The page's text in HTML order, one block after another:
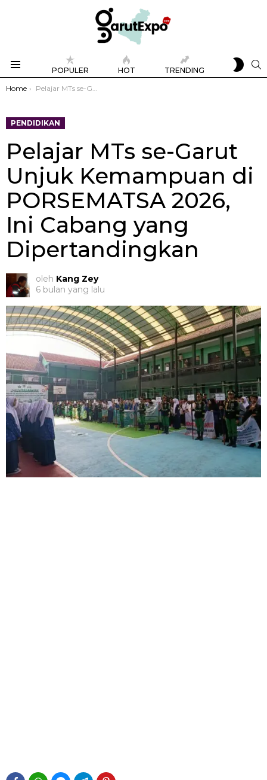
POPULER HOT TRENDING
SKIN
You are here:
Home Pelajar MTs se-Garut Unjuk Kemampuan di PORSEMATSA 2026, Ini Cabang yang Dipertandingkan
PENDIDIKAN
Pelajar MTs se-Garut
Unjuk Kemampuan di
PORSEMATSA 2026,
Ini Cabang yang
Dipertandingkan
oleh Kang Zey
6 bulan yang lalu